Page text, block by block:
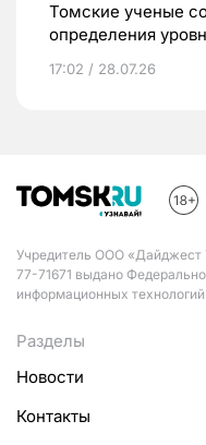
Томские ученые
определения
17:02 / 28.07.26
Учредитель ООО
77-71671 выдано
информационных
Разделы
Новости
Контакты